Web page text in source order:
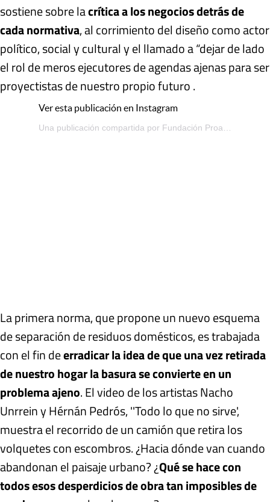
sostiene sobre lacrítica a los negocios detrás de
cada normativa, al corrimiento del diseño como actor
político, social y cultural y el llamado a “dejar de lado
el rol de meros ejecutores de agendas ajenas para ser
proyectistas de nuestro propio futuro .
Ver esta publicación en Instagram
La primera norma, que propone un nuevo esquema
de separación de residuos domésticos, es trabajada
con el fin deerradicar la idea de que una vez retirada
de nuestro hogar la basura se convierte en un
problema ajeno. El video de los artistas Nacho
Unrrein y Hérnán Pedrós, ''Todo lo que no sirve',
muestra el recorrido de un camión que retira los
volquetes con escombros. ¿Hacia dónde van cuando
abandonan el paisaje urbano? ¿Qué se hace con
todos esos desperdicios de obra tan imposibles de